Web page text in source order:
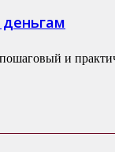
и